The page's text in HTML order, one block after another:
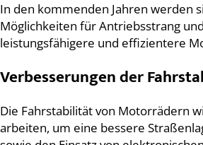
In den kommenden Jahren werden
Möglichkeiten für Antriebsstrang
leistungsfähigere und effizientere
Verbesserungen der
Die Fahrstabilität von Motorrädern
arbeiten, um eine bessere